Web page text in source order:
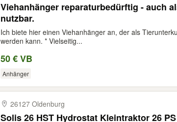
Viehanhänger reparaturbedürftig - auch
nutzbar.
Ich biete hier einen Viehanhänger an, der als
werden kann. * Vielseitig...
50 € VB
Anhänger
26127 Oldenburg
Solis 26 HST Hydrostat Kleintraktor 26